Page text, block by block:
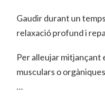
Gaudir durant un
relaxació profund i
Per alleujar mitjançant
musculars o
…